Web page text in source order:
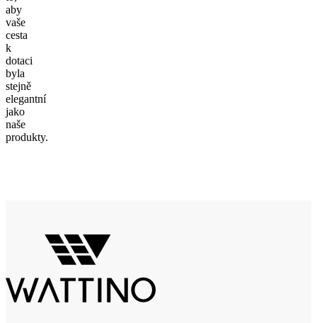
aby
vaše
cesta
k
dotaci
byla
stejně
elegantní
jako
naše
produkty.